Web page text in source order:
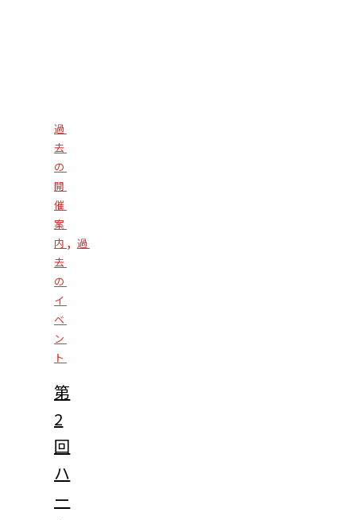
過
去
の
開
催
案
内 , 過
去
の
イ
ベ
ン
ト
第
2
回
ハ
ー